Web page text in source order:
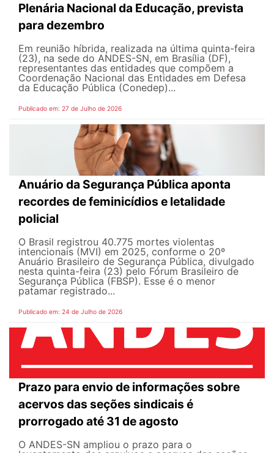
Plenária Nacional da Educação, prevista
para dezembro
Em reunião híbrida, realizada na última quinta-feira
(23), na sede do ANDES-SN, em Brasília (DF),
representantes das entidades que compõem a
Coordenação Nacional das Entidades em Defesa
da Educação Pública (Conedep)...
Publicado em: 27 de Julho de 2026
Anuário da Segurança Pública aponta
recordes de feminicídios e letalidade
policial
O Brasil registrou 40.775 mortes violentas
intencionais (MVI) em 2025, conforme o 20º
Anuário Brasileiro de Segurança Pública, divulgado
nesta quinta-feira (23) pelo Fórum Brasileiro de
Segurança Pública (FBSP). Esse é o menor
patamar registrado...
Publicado em: 24 de Julho de 2026
Prazo para envio de informações sobre
acervos das seções sindicais é
prorrogado até 31 de agosto
O ANDES-SN ampliou o prazo para o